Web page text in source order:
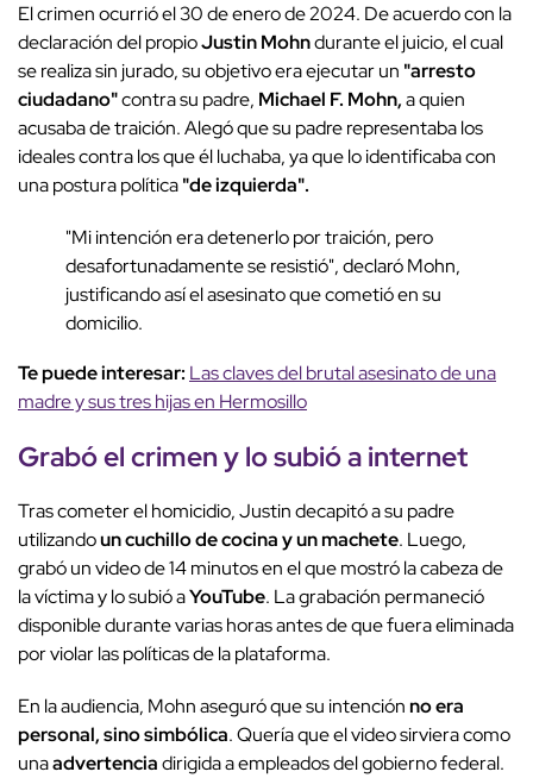
El crimen ocurrió el 30 de enero de 2024. De acuerdo con la
declaración del propioJustin Mohndurante el juicio, el cual
se realiza sin jurado, su objetivo era ejecutar un "arresto
ciudadano"contra su padre, Michael F. Mohn,a quien
acusaba de traición. Alegó que su padre representaba los
ideales contra los que él luchaba, ya que lo identificaba con
una postura política"de izquierda".
"Mi intención era detenerlo por traición, pero
desafortunadamente se resistió", declaró Mohn,
justificando así el asesinato que cometió en su
domicilio.
Te puede interesar: Las claves del brutal asesinato de una
madre y sus tres hijas en Hermosillo
Grabó el crimen y lo subió a internet
Tras cometer el homicidio, Justin decapitó a su padre
utilizandoun cuchillo de cocina y un machete. Luego,
grabó un video de 14 minutos en el que mostró la cabeza de
la víctima y lo subió aYouTube. La grabación permaneció
disponible durante varias horas antes de que fuera eliminada
por violar las políticas de la plataforma.
En la audiencia, Mohn aseguró que su intenciónno era
personal, sino simbólica. Quería que el video sirviera como
unaadvertenciadirigida a empleados del gobierno federal.